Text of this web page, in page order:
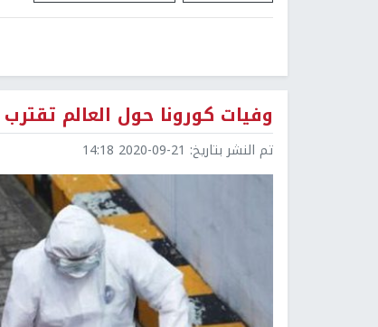
وفيات كورونا حول العالم
تم النشر بتاريخ: 2020-09-21 14:18